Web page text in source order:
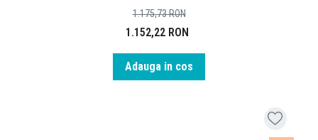
1.152,22 RON
1.175,73RON
Adauga in cos